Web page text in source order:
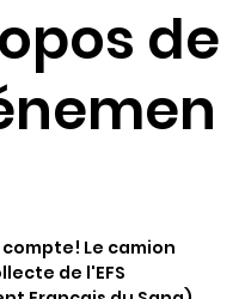
de
Le camion
de l'EFS